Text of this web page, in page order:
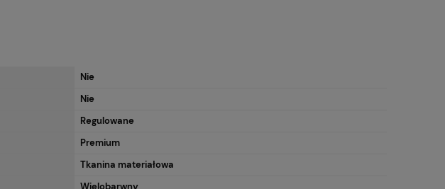
Nie
Nie
Regulowane
Premium
Tkanina materiałowa
Wielobarwny